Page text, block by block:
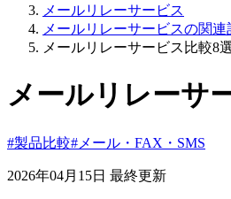
メールリレーサービス
メールリレーサービスの関連
メールリレーサービス比較8
メールリレーサ
#製品比較#メール・FAX・SMS
2026年04月15日 最終更新